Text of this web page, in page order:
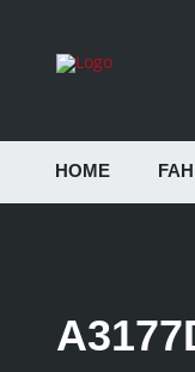
HOME